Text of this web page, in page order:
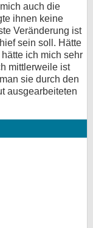
auch die
ihnen keine
Veränderung ist
sein soll. Hätte
ich mich sehr
mittlerweile ist
sie durch den
ausgearbeiteten